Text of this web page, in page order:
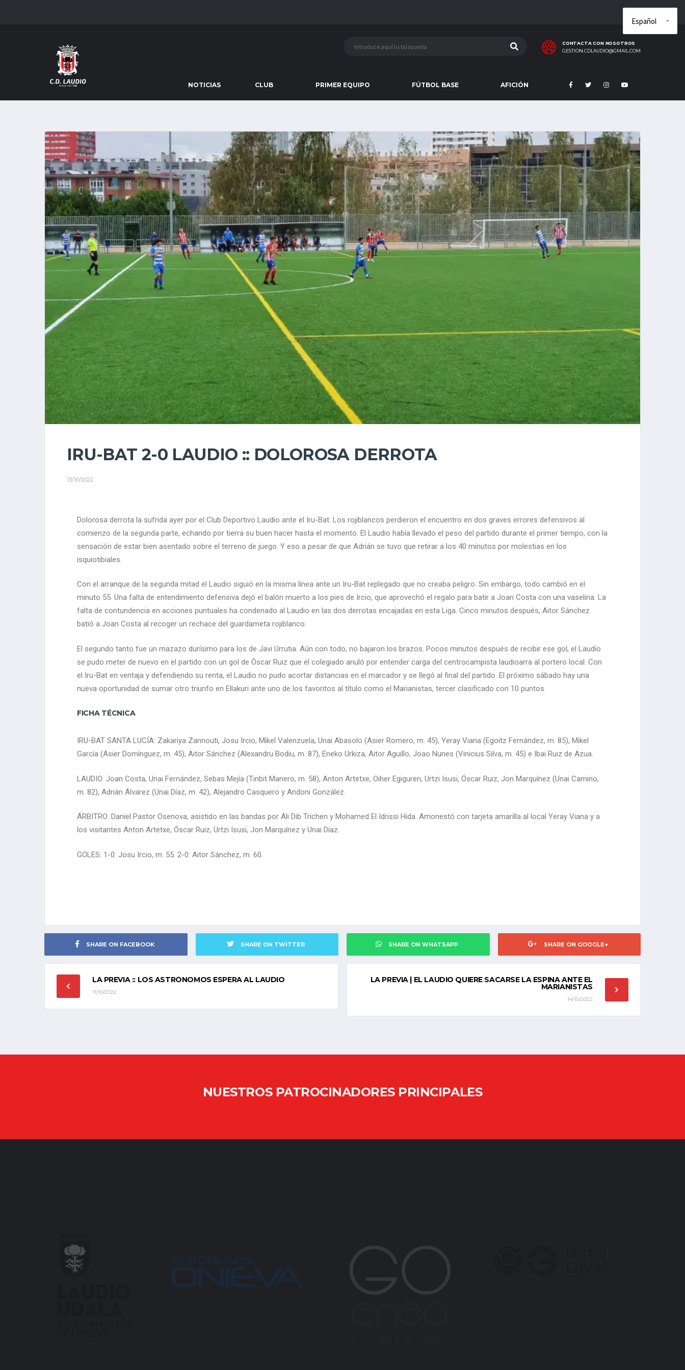
CONTACTA CON NOSOTROS
GESTION.CDLAUDIO@GMAIL.COM
NOTICIAS CLUB PRIMER EQUIPO FÚTBOL BASE AFICIÓN
IRU-BAT 2-0 LAUDIO :: DOLOROSA DERROTA
13/10/2022
Dolorosa derrota la sufrida ayer por el Club Deportivo Laudio ante el Iru-Bat. Los rojiblancos perdieron el encuentro en dos graves errores defensivos al
comienzo de la segunda parte, echando por tierra su buen hacer hasta el momento. El Laudio había llevado el peso del partido durante el primer tiempo, con la
sensación de estar bien asentado sobre el terreno de juego. Y eso a pesar de que Adrián se tuvo que retirar a los 40 minutos por molestias en los
isquiotibiales.
Con el arranque de la segunda mitad el Laudio siguió en la misma línea ante un Iru-Bat replegado que no creaba peligro. Sin embargo, todo cambió en el
minuto 55. Una falta de entendimiento defensiva dejó el balón muerto a los pies de Ircio, que aprovechó el regalo para batir a Joan Costa con una vaselina. La
falta de contundencia en acciones puntuales ha condenado al Laudio en las dos derrotas encajadas en esta Liga. Cinco minutos después, Aitor Sánchez
batió a Joan Costa al recoger un rechace del guardameta rojiblanco.
El segundo tanto fue un mazazo durísimo para los de Javi Urrutia. Aún con todo, no bajaron los brazos. Pocos minutos después de recibir ese gol, el Laudio
se pudo meter de nuevo en el partido con un gol de Óscar Ruiz que el colegiado anuló por entender carga del centrocampista laudioarra al portero local. Con
el Iru-Bat en ventaja y defendiendo su renta, el Laudio no pudo acortar distancias en el marcador y se llegó al final del partido. El próximo sábado hay una
nueva oportunidad de sumar otro triunfo en Ellakuri ante uno de los favoritos al título como el Marianistas, tercer clasificado con 10 puntos.
FICHA TÉCNICA
IRU-BAT SANTA LUCÍA: Zakariya Zannouti, Josu Ircio, Mikel Valenzuela, Unai Abasolo (Asier Romero, m. 45), Yeray Viana (Egoitz Fernández, m. 85), Mikel
García (Asier Domínguez, m. 45), Aitor Sánchez (Alexandru Bodiu, m. 87), Eneko Urkiza, Aitor Aguillo, Joao Nunes (Vinicius Silva, m. 45) e Ibai Ruiz de Azua.
LAUDIO: Joan Costa, Unai Fernández, Sebas Mejía (Tinbit Manero, m. 58), Anton Artetxe, Oiher Egiguren, Urtzi Isusi, Óscar Ruiz, Jon Marquínez (Unai Camino,
m. 82), Adrián Álvarez (Unai Díaz, m. 42), Alejandro Casquero y Andoni González.
ÁRBITRO: Daniel Pastor Osenova, asistido en las bandas por Ali Dib Trichen y Mohamed El Idrissi Hida. Amonestó con tarjeta amarilla al local Yeray Viana y a
los visitantes Anton Artetxe, Óscar Ruiz, Urtzi Isusi, Jon Marquínez y Unai Díaz.
GOLES: 1-0: Josu Ircio, m. 55. 2-0: Aitor Sánchez, m. 60.
SHARE ON FACEBOOK SHARE ON TWITTER SHARE ON WHATSAPP SHARE ON GOOGLE+
LA PREVIA :: LOS ASTRÓNOMOS ESPERA AL LAUDIO
11/10/2022
LA PREVIA | EL LAUDIO QUIERE SACARSE LA ESPINA ANTE EL
MARIANISTAS
14/10/2022
NUESTROS PATROCINADORES PRINCIPALES